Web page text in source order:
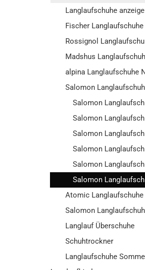
Langlaufschuhe
Fischer Langlaufschuhe
Rossignol
Madshus
alpina Langlaufschuhe
Salomon
Salomon
Salomon
Salomon
Salomon
Salomon
Salomon
Atomic Langlaufschuhe
Salomon
Langlauf Überschuhe
Schuhtrockner
Langlaufschuhe